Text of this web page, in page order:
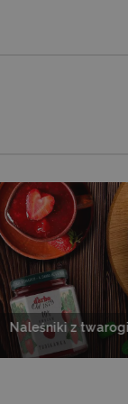
Naleśniki z
to niepowtarzalny
konta Google
na pliki cookie.
działał poprawnie.
językowych
języku użytkownika,
na temat bieżącej
szczegóły takie
aby pomóc w
danych
kampanii
na stronie internetowej.
liczenia i śledzenia
i zawiera
korzysta z
które użytkownik
tej witryny.
i zawiera
korzysta z
przechowywania listy
zwiększając
pozwalając
produktów, które
zapamiętania
produktów
sklepu na stronie
OPIS